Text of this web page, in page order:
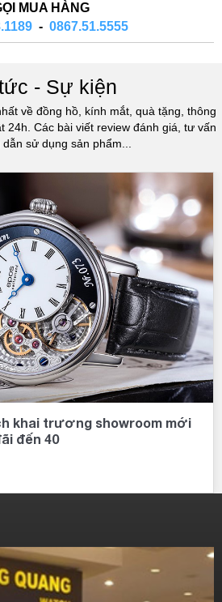
MUA HÀNG
- 0867.51.5555
- Sự kiện
về đồng hồ, kính mắt, quà tặng, thông
24h. Các bài viết review đánh giá, tư vấn
sử dụng sản phẩm...
khai trương showroom mới
đến 40